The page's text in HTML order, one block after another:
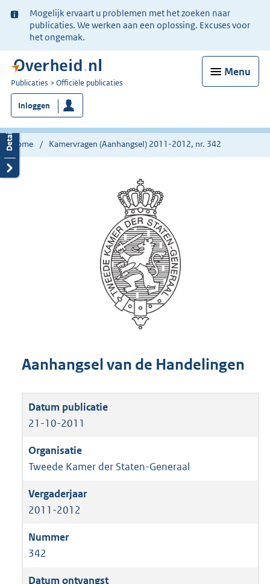
Ter
informatie:
Mogelijk ervaart u problemen met het zoeken naar
publicaties. We werken aan een oplossing. Excuses voor
het ongemak.
Menu
U
bent
nu
hier:
Publicaties Officiële publicaties
Inloggen
Home Kamervragen (Aanhangsel) 2011-2012, nr. 342
Aanhangsel van de Handelingen
21-10-2011
Tweede Kamer der Staten-Generaal
2011-2012
342